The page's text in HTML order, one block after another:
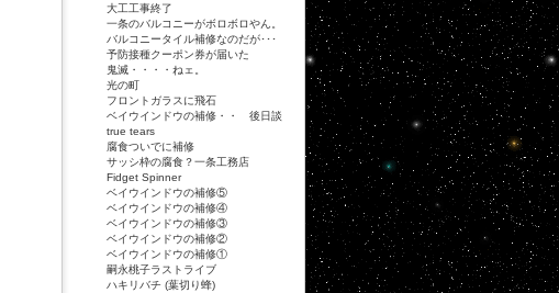
大工工事終了
一条のバルコニーがボロボロやん。
バルコニータイル補修なのだが･･･
予防接種クーポン券が届いた
鬼滅・・・・ねェ。
光の町
フロントガラスに飛石
ベイウインドウの補修・・ 後日談
true tears
腐食ついでに補修
サッシ枠の腐食？一条工務店
Fidget Spinner
ベイウインドウの補修⑤
ベイウインドウの補修④
ベイウインドウの補修③
ベイウインドウの補修②
ベイウインドウの補修①
嗣永桃子ラストライブ
ハキリバチ (葉切り蜂)